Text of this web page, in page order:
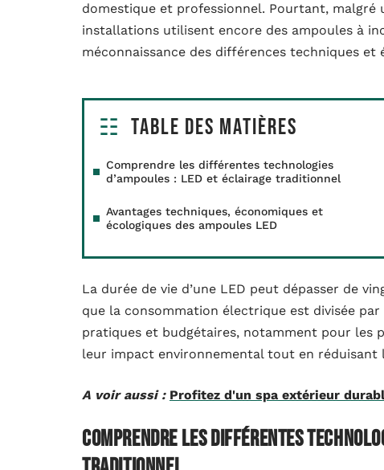
domestique et professionnel. Pourtant, malgré
installations utilisent encore des ampoules à
méconnaissance des différences techniques et
Table des matières
Comprendre les différentes technologies
d’ampoules : LED et éclairage traditionnel
Avantages techniques, économiques et
écologiques des ampoules LED
La durée de vie d’une LED peut dépasser de
que la consommation électrique est divisée
pratiques et budgétaires, notamment pour les
leur impact environnemental tout en réduisant
A voir aussi : Profitez d'un spa extérieur
Comprendre les différentes